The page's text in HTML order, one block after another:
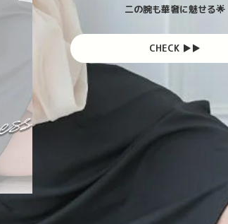
二の腕も華奢に魅せる🌟
CHECK ▶︎▶︎